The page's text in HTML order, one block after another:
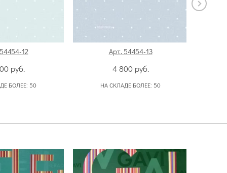
12
руб.
БОЛЕЕ: 50
Арт. 54454-13
4 800 руб.
НА СКЛАДЕ БОЛЕЕ: 50